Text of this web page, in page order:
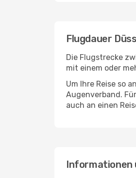
Flugdauer
Die Flugstrecke
mit einem oder
Um Ihre Reise so
Augenverband.
auch an einen
Informationen